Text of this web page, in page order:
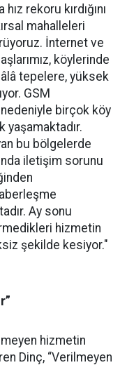
rekoru kırdığını
mahalleleri
İnternet ve
köylerinde
tepelere, yüksek
GSM
birçok köy
yaşamaktadır.
bu bölgelerde
iletişim sorunu
Ay sonu
hizmetin
şekilde kesiyor."
hizmetin
Dinç, “Verilmeyen